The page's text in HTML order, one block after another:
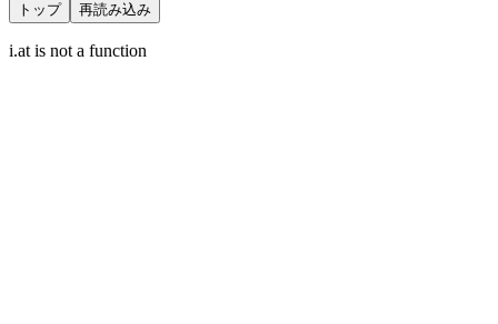
トップ 再読み込み
i.at is not a function